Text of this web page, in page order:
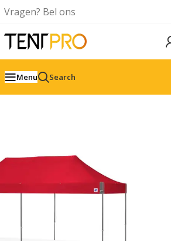
Vragen? Bel ons
Menu Search